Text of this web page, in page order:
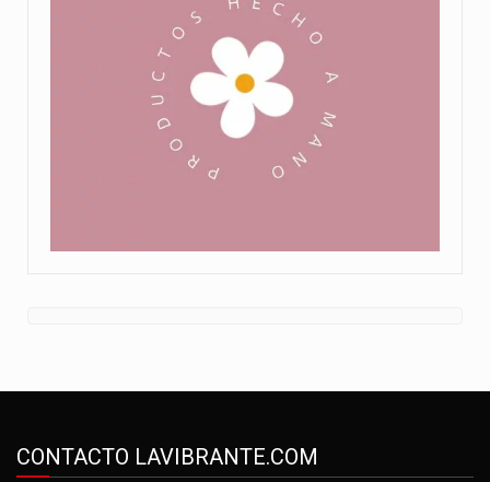
CONTACTO LAVIBRANTE.COM